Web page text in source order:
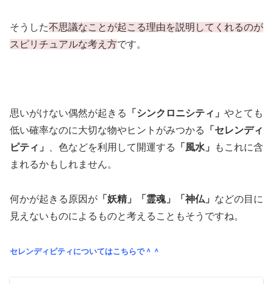
そうした不思議なことが起こる理由を説明してくれるのが
スピリチュアルな考え方です。
思いがけない偶然が起きる 「シンクロニシティ」 やとても
低い確率なのに大切な物やヒントがみつかる
「セレンディ
ピティ」
、色などを利用して開運する 「風水」
もこれに含
まれるかもしれません。
何かが起きる原因が 「妖精」「霊魂」「神仏」 などの目に
見えないものによるものと考えることもそうですね。
セレンディピティについてはこちらで＾＾